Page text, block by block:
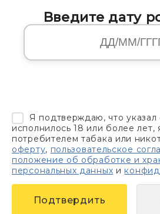
Введите дату
Я подтверждаю, что указал
исполнилось 18 или более лет,
потребителем табака или
оферту, пользовательское
положение об обработке и
персональных данных и